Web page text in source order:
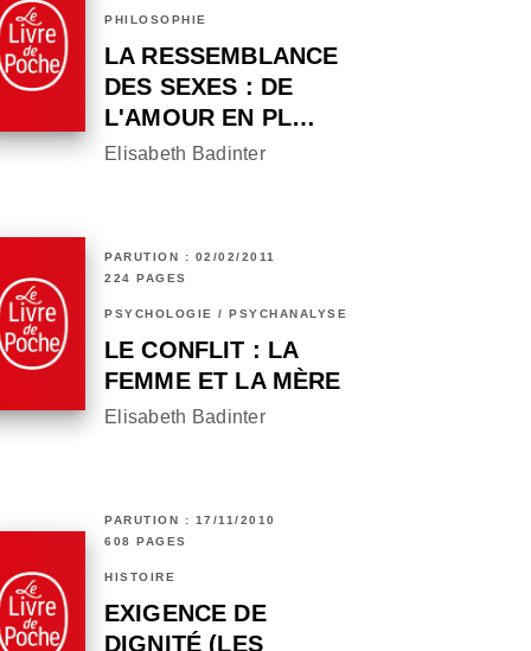
PHILOSOPHIE
LA RESSEMBLANCE
DES SEXES : DE
L'AMOUR EN PL…
Elisabeth Badinter
PARUTION : 02/02/2011
224 PAGES
PSYCHOLOGIE / PSYCHANALYSE
LE CONFLIT : LA
FEMME ET LA MÈRE
Elisabeth Badinter
PARUTION : 17/11/2010
608 PAGES
HISTOIRE
EXIGENCE DE
DIGNITÉ (LES